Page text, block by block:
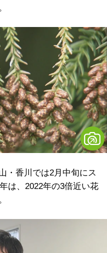
・香川では2月中旬にス
は、2022年の3倍近い花